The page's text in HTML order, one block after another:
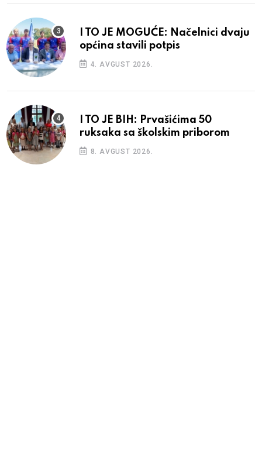
I TO JE MOGUĆE: Načelnici dvaju
općina stavili potpis
4. AVGUST 2026.
I TO JE BIH: Prvašićima 50
ruksaka sa školskim priborom
8. AVGUST 2026.